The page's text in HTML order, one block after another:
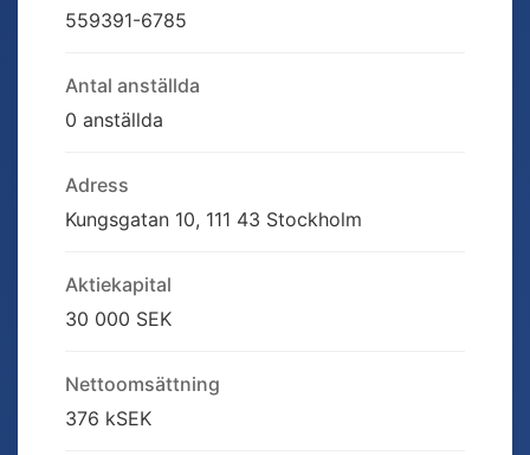
559391-6785
Antal anställda
0 anställda
Adress
Kungsgatan 10, 111 43 Stockholm
Aktiekapital
30 000 SEK
Nettoomsättning
376 kSEK